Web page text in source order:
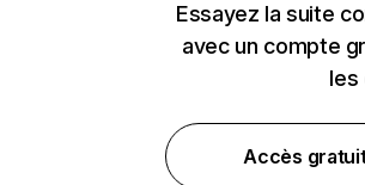
Essayez la suite
avec un compte
les
Accès